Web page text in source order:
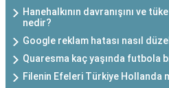
Hanehalkının davranışını ve
nedir?
Google reklam hatası nasıl
Quaresma kaç yaşında futbola
Filenin Efeleri Türkiye Hollanda